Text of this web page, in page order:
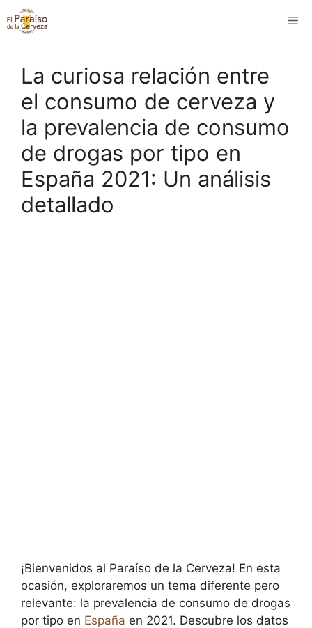
Saltar
al
La curiosa relación entre
el consumo de cerveza y
la prevalencia de consumo
de drogas por tipo en
España 2021: Un análisis
detallado
¡Bienvenidos al Paraíso de la Cerveza! En esta
ocasión, exploraremos un tema diferente pero
relevante: la prevalencia de consumo de drogas
por tipo en España en 2021. Descubre los datos